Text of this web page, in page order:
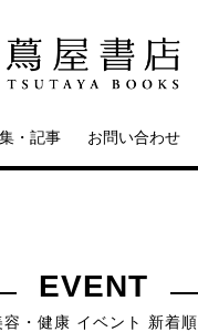
・記事 お問い合わせ
EVENT
容・健康 イベント 新着順